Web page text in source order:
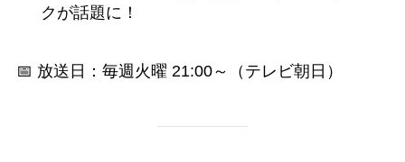
クが話題に！
📅 放送日：毎週火曜 21:00～（テレビ朝日）